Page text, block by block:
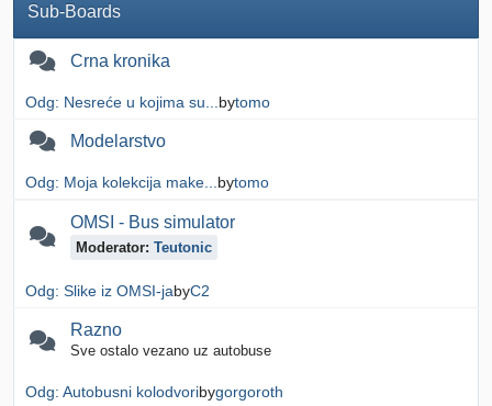
Sub-Boards
Crna kronika
Odg: Nesreće u kojima su... bytomo
Modelarstvo
Odg: Moja kolekcija make... bytomo
OMSI - Bus simulator
Moderator: Teutonic
Odg: Slike iz OMSI-jabyC2
Razno
Sve ostalo vezano uz autobuse
Odg: Autobusni kolodvoribygorgoroth